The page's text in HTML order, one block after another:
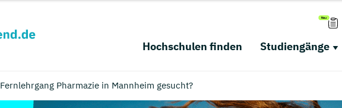
Hochschulen finden Studiengänge
Fernlehrgang Pharmazie in Mannheim gesucht?